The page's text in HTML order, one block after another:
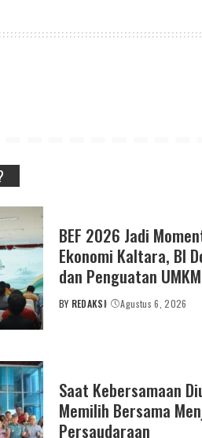
BEF 2026 Jadi
Ekonomi Kaltara, BI
dan Penguatan UMKM
POSTED
BY REDAKSI Agustus 6, 2026
Saat Kebersamaan
Memilih Bersama
Persaudaraan